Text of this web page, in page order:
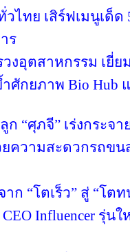
ไทย เสิร์ฟเมนูเด็ด
ร
งอุตสาหกรรม เยี่
ศักยภาพ Bio Hub
“ศุภจี” เร่งกระจา
ความสะดวกรถข
าก “โตเร็ว” สู่ “โ
Influencer รุ่น